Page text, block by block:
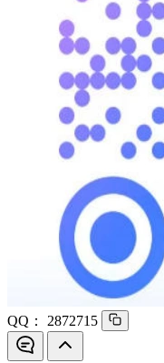
QQ： 2872715